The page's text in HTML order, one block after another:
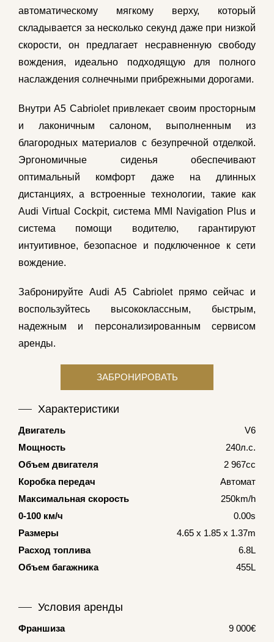
автоматическому мягкому верху, который
складывается за несколько секунд даже при низкой
скорости, он предлагает несравненную свободу
вождения, идеально подходящую для полного
наслаждения солнечными прибрежными дорогами.
Внутри A5 Cabriolet привлекает своим просторным
и лаконичным салоном, выполненным из
благородных материалов с безупречной отделкой.
Эргономичные сиденья обеспечивают
оптимальный комфорт даже на длинных
дистанциях, а встроенные технологии, такие как
Audi Virtual Cockpit, система MMI Navigation Plus и
система помощи водителю, гарантируют
интуитивное, безопасное и подключенное к сети
вождение.
Забронируйте Audi A5 Cabriolet прямо сейчас и
воспользуйтесь высококлассным, быстрым,
надежным и персонализированным сервисом
аренды.
Характеристики
Двигатель
V6
Мощность
240л.с.
Объем двигателя
2 967cc
Коробка передач
Автомат
Максимальная скорость
250km/h
0-100 км/ч
0.00s
Размеры
4.65 x 1.85 x 1.37m
Расход топлива
6.8L
Объем багажника
455L
Условия аренды
Франшиза
9 000€